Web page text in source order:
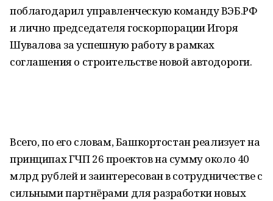
поблагодарил управленческую команду ВЭБ.РФ
и лично председателя госкорпорации Игоря
Шувалова за успешную работу в рамках
соглашения о строительстве новой автодороги.
Всего, по его словам, Башкортостан реализует на
принципах ГЧП 26 проектов на сумму около 40
млрд рублей и заинтересован в сотрудничестве с
сильными партнёрами для разработки новых